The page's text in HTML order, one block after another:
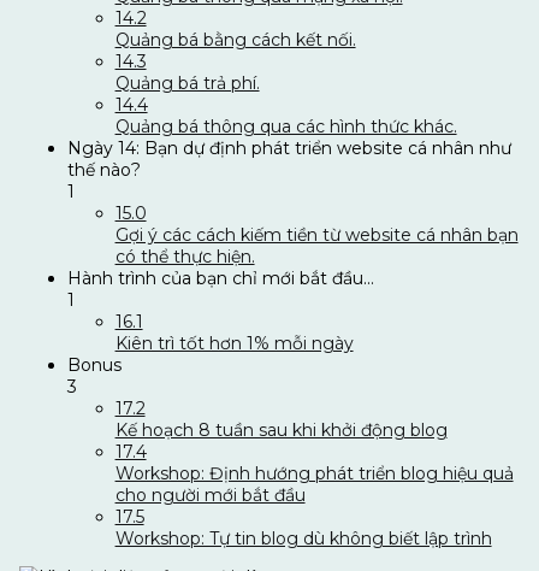
14.2
Quảng bá bằng cách kết nối.
14.3
Quảng bá trả phí.
14.4
Quảng bá thông qua các hình thức khác.
Ngày 14: Bạn dự định phát triển website cá nhân như
thế nào?
1
15.0
Gợi ý các cách kiếm tiền từ website cá nhân bạn
có thể thực hiện.
Hành trình của bạn chỉ mới bắt đầu...
1
16.1
Kiên trì tốt hơn 1% mỗi ngày
Bonus
3
17.2
Kế hoạch 8 tuần sau khi khởi động blog
17.4
Workshop: Định hướng phát triển blog hiệu quả
cho người mới bắt đầu
17.5
Workshop: Tự tin blog dù không biết lập trình